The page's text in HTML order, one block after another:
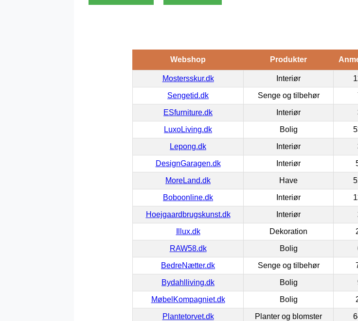
Webshop Produkter
Mostersskur.dk Interiør
Sengetid.dk Senge og tilbehør
ESfurniture.dk Interiør
LuxoLiving.dk Bolig
Lepong.dk Interiør
DesignGaragen.dk Interiør
MoreLand.dk Have
Boboonline.dk Interiør
Hoejgaardbrugskunst.dk Interiør
Illux.dk Dekoration
RAW58.dk Bolig
BedreNætter.dk Senge og tilbehør
Bydahlliving.dk Bolig
MøbelKompagniet.dk Bolig
Plantetorvet.dk Planter og blomster